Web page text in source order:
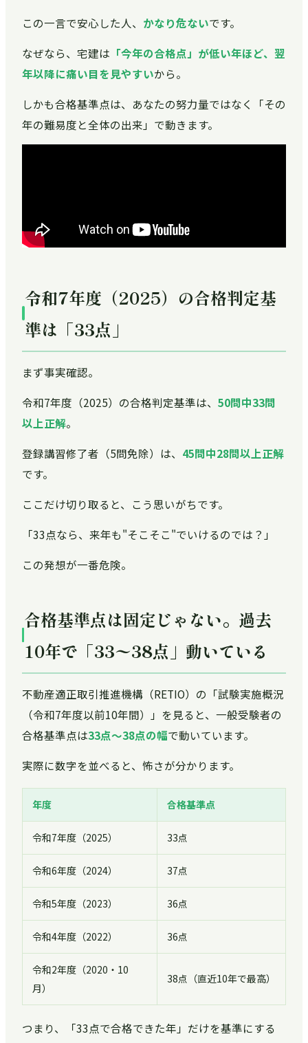
この一言で安心した人、 かなり危ないです。
なぜなら、宅建は 「今年の合格点」が低い年ほど、翌
年以降に痛い目を見やすいから。
しかも合格基準点は、あなたの努力量ではなく「その
年の難易度と全体の出来」で動きます。
令和7年度（2025）の合格判定基
準は「33点」
まず事実確認。
令和7年度（2025）の合格判定基準は、 50問中33問
以上正解。
登録講習修了者（5問免除）は、 45問中28問以上正解
です。
ここだけ切り取ると、こう思いがちです。
「33点なら、来年も"そこそこ"でいけるのでは？」
この発想が一番危険。
合格基準点は固定じゃない。過去
10年で「33〜38点」動いている
不動産適正取引推進機構（RETIO）の「試験実施概況
（令和7年度以前10年間）」を見ると、一般受験者の
合格基準点は33点〜38点の幅で動いています。
実際に数字を並べると、怖さが分かります。
年度 合格基準点
令和7年度（2025） 33点
令和6年度（2024） 37点
令和5年度（2023） 36点
令和4年度（2022） 36点
令和2年度（2020・10
月）
38点（直近10年で最高）
つまり、「33点で合格できた年」だけを基準にする